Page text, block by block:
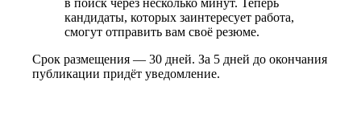
кандидаты, которых заинтересует работа,
смогут отправить вам своё резюме.
Срок размещения — 30 дней. За 5 дней до окончания
публикации придёт уведомление.